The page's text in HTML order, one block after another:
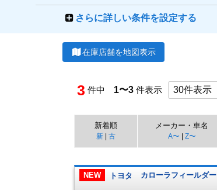
さらに詳しい条件を設定する
在庫店舗を地図表示
3 件中 1〜3 件表示
新着順
新 | 古
メーカー・車名
A〜| Z〜
NEW トヨタ カローラフィールダー